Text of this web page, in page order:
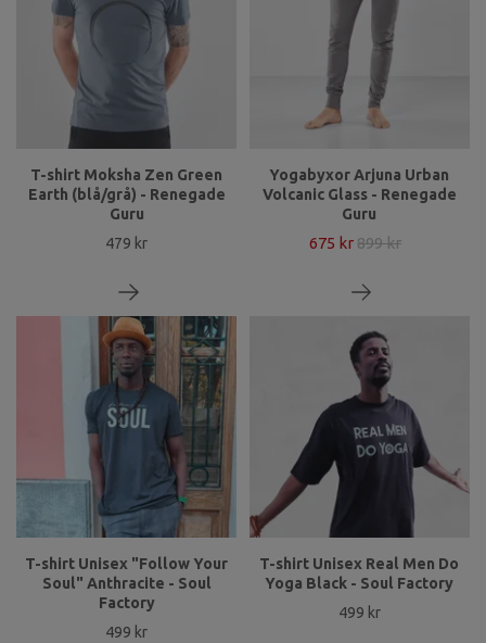
T-shirt Moksha Zen Green
Earth (blå/grå) - Renegade
Guru
479 kr
Yogabyxor Arjuna Urban
Volcanic Glass - Renegade
Guru
675 kr899 kr
T-shirt Unisex "Follow Your
Soul" Anthracite - Soul
Factory
499 kr
T-shirt Unisex Real Men Do
Yoga Black - Soul Factory
499 kr